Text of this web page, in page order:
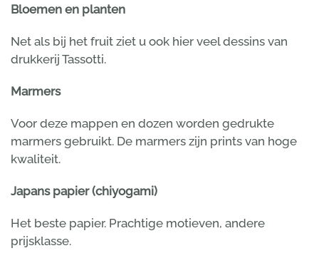
Bloemen en planten
Net als bij het fruit ziet u ook hier veel dessins van
drukkerij Tassotti.
Marmers
Voor deze mappen en dozen worden gedrukte
marmers gebruikt. De marmers zijn prints van hoge
kwaliteit.
Japans papier (chiyogami)
Het beste papier. Prachtige motieven, andere
prijsklasse.